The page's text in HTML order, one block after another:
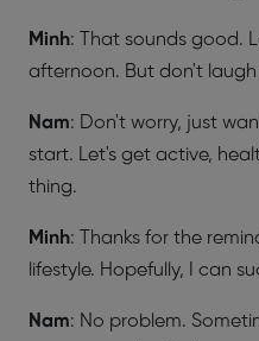
Minh: That sounds good.
afternoon. But don't laugh
Nam: Don't worry, just
start. Let's get active,
thing.
Minh: Thanks for the
lifestyle. Hopefully, I can
Nam: No problem.